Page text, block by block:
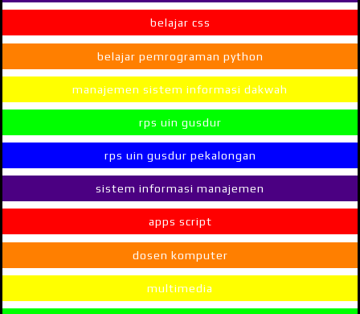
belajar css
belajar pemrograman python
manajemen sistem informasi dakwah
rps uin gusdur
rps uin gusdur pekalongan
sistem informasi manajemen
apps script
dosen komputer
multimedia